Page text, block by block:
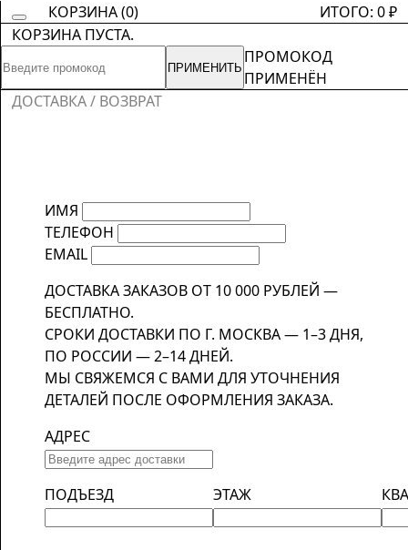
КОРЗИНА (0) ИТОГО: 0₽
КОРЗИНА ПУСТА.
ПРИМЕНИТЬ
ПРОМОКОД
ПРИМЕНЁН
ДОСТАВКА / ВОЗВРАТ
ИМЯ
ТЕЛЕФОН
EMAIL
ДОСТАВКА ЗАКАЗОВ ОТ 10 000 РУБЛЕЙ —
БЕСПЛАТНО.
СРОКИ ДОСТАВКИ ПО Г. МОСКВА — 1–3 ДНЯ,
ПО РОССИИ — 2–14 ДНЕЙ.
МЫ СВЯЖЕМСЯ С ВАМИ ДЛЯ УТОЧНЕНИЯ
ДЕТАЛЕЙ ПОСЛЕ ОФОРМЛЕНИЯ ЗАКАЗА.
АДРЕС
ПОДЪЕЗД ЭТАЖ